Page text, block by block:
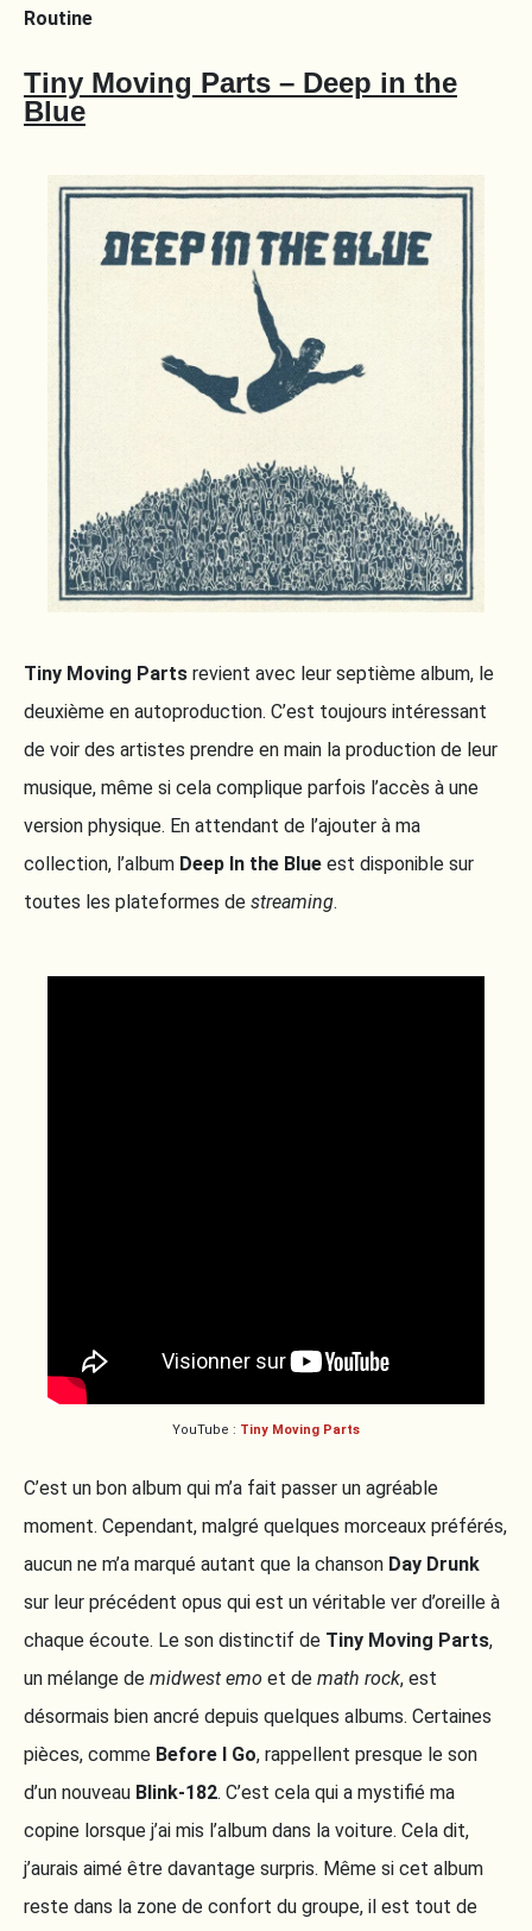
Routine
Tiny Moving Parts – Deep in the
Blue
Tiny Moving Parts revient avec leur septième album, le
deuxième en autoproduction. C’est toujours intéressant
de voir des artistes prendre en main la production de leur
musique, même si cela complique parfois l’accès à une
version physique. En attendant de l’ajouter à ma
collection, l’album Deep In the Blue est disponible sur
toutes les plateformes de streaming.
YouTube : Tiny Moving Parts
C’est un bon album qui m’a fait passer un agréable
moment. Cependant, malgré quelques morceaux préférés,
aucun ne m’a marqué autant que la chanson Day Drunk
sur leur précédent opus qui est un véritable ver d’oreille à
chaque écoute. Le son distinctif de Tiny Moving Parts,
un mélange de midwest emo et de math rock, est
désormais bien ancré depuis quelques albums. Certaines
pièces, comme Before I Go, rappellent presque le son
d’un nouveau Blink-182. C’est cela qui a mystifié ma
copine lorsque j’ai mis l’album dans la voiture. Cela dit,
j’aurais aimé être davantage surpris. Même si cet album
reste dans la zone de confort du groupe, il est tout de